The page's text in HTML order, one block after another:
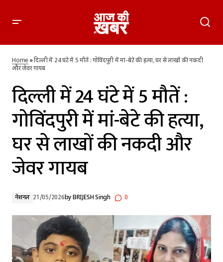
नकदी और जेवर गायब
Home»दिल्ली में 24 घंटे में 5 मौतें : गोविंदपुरी में मां-बेटे की हत्या, घर से लाखों की नकदी
और जेवर गायब
दिल्ली में 24 घंटे में 5 मौतें :
गोविंदपुरी में मां-बेटे की हत्या,
घर से लाखों की नकदी और
जेवर गायब
नेशनल 21/05/2026byBRIJESH Singh 0